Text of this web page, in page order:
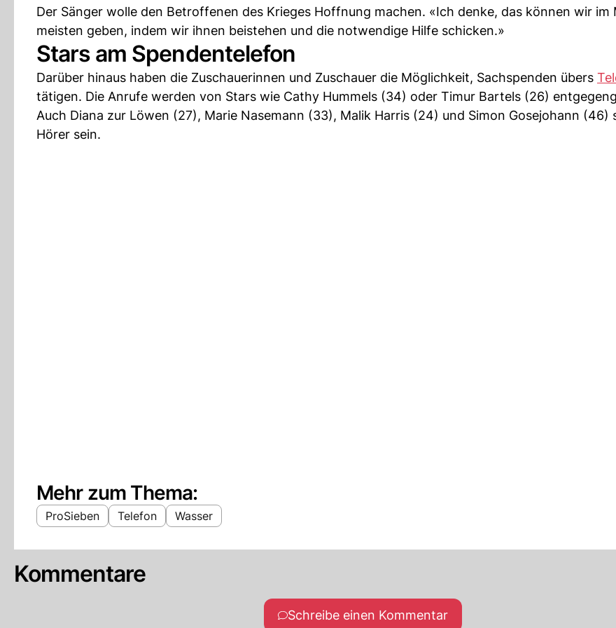
Der Sänger wolle den Betroffenen des Krieges Hoffnung machen. «Ich denke, das können wir im
meisten geben, indem wir ihnen beistehen und die notwendige Hilfe schicken.»
Stars am Spendentelefon
Darüber hinaus haben die Zuschauerinnen und Zuschauer die Möglichkeit, Sachspenden übers
tätigen. Die Anrufe werden von Stars wie Cathy Hummels (34) oder Timur Bartels (26)
Auch Diana zur Löwen (27), Marie Nasemann (33), Malik Harris (24) und Simon Gosejohann (46)
Hörer sein.
Mehr zum Thema:
ProSieben Telefon Wasser
Kommentare
Schreibe einen Kommentar